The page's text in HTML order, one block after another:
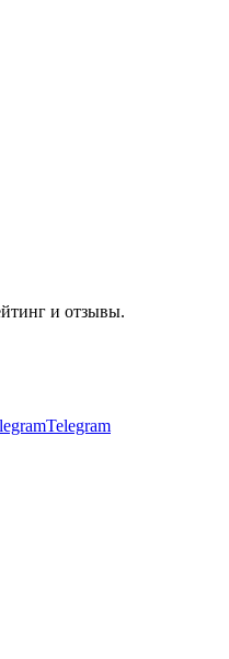
и отзывы.
Telegram